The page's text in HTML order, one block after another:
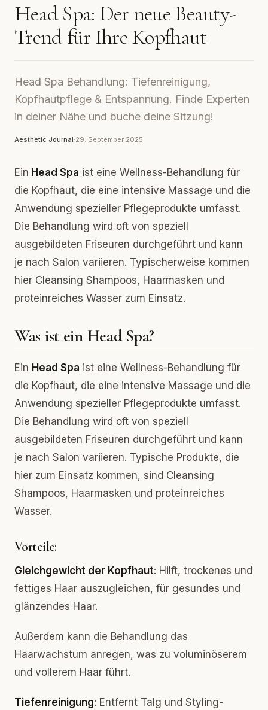
Head Spa: Der neue Beauty-
Trend für Ihre Kopfhaut
Head Spa Behandlung: Tiefenreinigung,
Kopfhautpflege & Entspannung. Finde Experten
in deiner Nähe und buche deine Sitzung!
Aesthetic Journal·29. September 2025
Ein Head Spa ist eine Wellness-Behandlung für
die Kopfhaut, die eine intensive Massage und die
Anwendung spezieller Pflegeprodukte umfasst.
Die Behandlung wird oft von speziell
ausgebildeten Friseuren durchgeführt und kann
je nach Salon variieren. Typischerweise kommen
hier Cleansing Shampoos, Haarmasken und
proteinreiches Wasser zum Einsatz.
Was ist ein Head Spa?
Ein Head Spa ist eine Wellness-Behandlung für
die Kopfhaut, die eine intensive Massage und die
Anwendung spezieller Pflegeprodukte umfasst.
Die Behandlung wird oft von speziell
ausgebildeten Friseuren durchgeführt und kann
je nach Salon variieren. Typische Produkte, die
hier zum Einsatz kommen, sind Cleansing
Shampoos, Haarmasken und proteinreiches
Wasser.
Vorteile:
Gleichgewicht der Kopfhaut: Hilft, trockenes und
fettiges Haar auszugleichen, für gesundes und
glänzendes Haar.
Außerdem kann die Behandlung das
Haarwachstum anregen, was zu voluminöserem
und vollerem Haar führt.
Tiefenreinigung: Entfernt Talg und Styling-